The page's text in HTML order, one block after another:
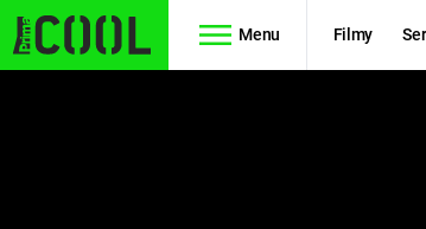
Menu Filmy